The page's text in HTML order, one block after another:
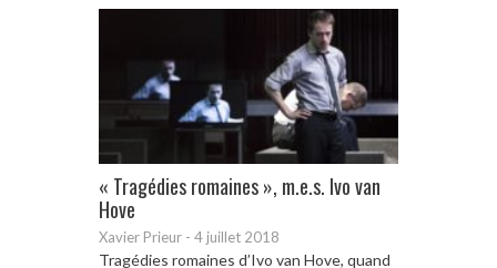
« Tragédies romaines », m.e.s. Ivo van
Hove
Xavier Prieur - 4 juillet 2018
Tragédies romaines d’Ivo van Hove, quand